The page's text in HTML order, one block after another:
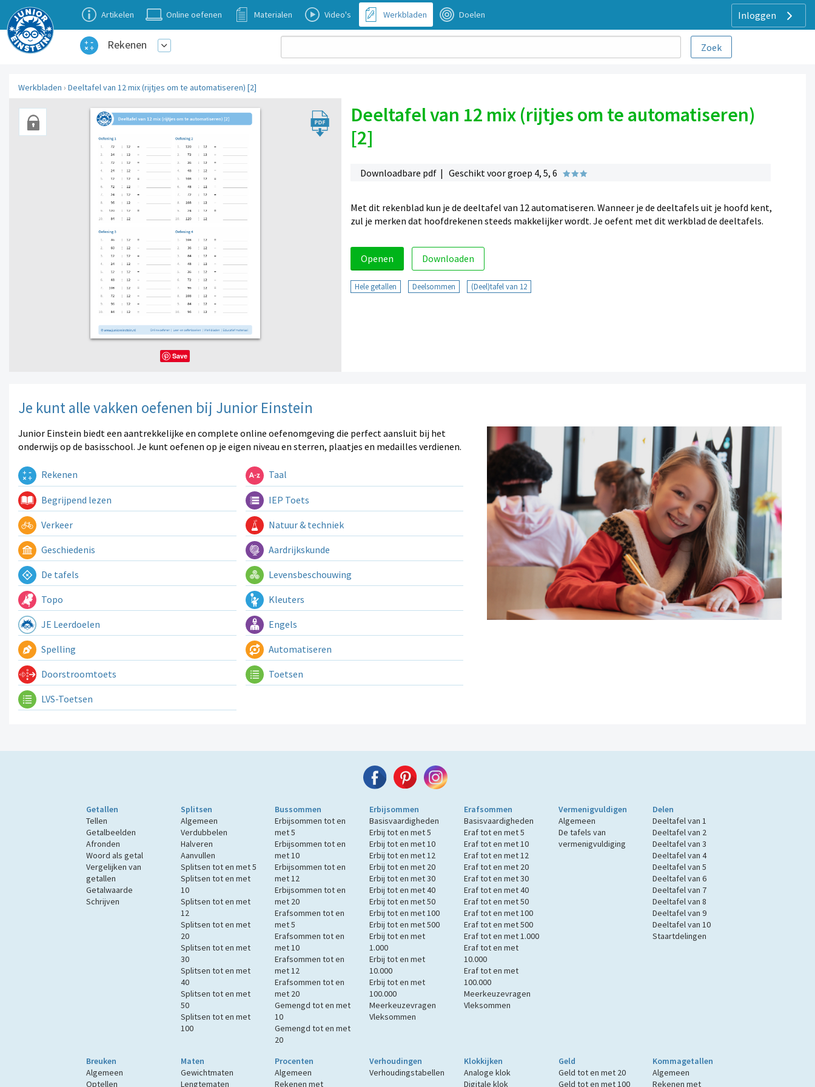
Inloggen
Artikelen Online oefenen Materialen Video's Werkbladen Doelen
Rekenen
Werkbladen › Deeltafel van 12 mix (rijtjes om te automatiseren) [2]
Deeltafel van 12 mix (rijtjes om te automatiseren)
[2]
Downloadbare pdf | Geschikt voor groep 4, 5, 6
Met dit rekenblad kun je de deeltafel van 12 automatiseren. Wanneer je de deeltafels uit je hoofd kent,
zul je merken dat hoofdrekenen steeds makkelijker wordt. Je oefent met dit werkblad de deeltafels.
Openen Downloaden
Hele getallen Deelsommen (Deel)tafel van 12
Save
Je kunt alle vakken oefenen bij Junior Einstein
Junior Einstein biedt een aantrekkelijke en complete online oefenomgeving die perfect aansluit bij het
onderwijs op de basisschool. Je kunt oefenen op je eigen niveau en sterren, plaatjes en medailles verdienen.
Rekenen Taal
Begrijpend lezen IEP Toets
Verkeer Natuur & techniek
Geschiedenis Aardrijkskunde
De tafels Levensbeschouwing
Topo Kleuters
JE Leerdoelen Engels
Spelling Automatiseren
Doorstroomtoets Toetsen
LVS-Toetsen
Getallen
Tellen
Getalbeelden
Afronden
Woord als getal
Vergelijken van
getallen
Getalwaarde
Schrijven
Splitsen
Algemeen
Verdubbelen
Halveren
Aanvullen
Splitsen tot en met 5
Splitsen tot en met
10
Splitsen tot en met
12
Splitsen tot en met
20
Splitsen tot en met
30
Splitsen tot en met
40
Splitsen tot en met
50
Splitsen tot en met
100
Bussommen
Erbijsommen tot en
met 5
Erbijsommen tot en
met 10
Erbijsommen tot en
met 12
Erbijsommen tot en
met 20
Erafsommen tot en
met 5
Erafsommen tot en
met 10
Erafsommen tot en
met 12
Erafsommen tot en
met 20
Gemengd tot en met
10
Gemengd tot en met
20
Erbijsommen
Basisvaardigheden
Erbij tot en met 5
Erbij tot en met 10
Erbij tot en met 12
Erbij tot en met 20
Erbij tot en met 30
Erbij tot en met 40
Erbij tot en met 50
Erbij tot en met 100
Erbij tot en met 500
Erbij tot en met
1.000
Erbij tot en met
10.000
Erbij tot en met
100.000
Meerkeuzevragen
Vleksommen
Erafsommen
Basisvaardigheden
Eraf tot en met 5
Eraf tot en met 10
Eraf tot en met 12
Eraf tot en met 20
Eraf tot en met 30
Eraf tot en met 40
Eraf tot en met 50
Eraf tot en met 100
Eraf tot en met 500
Eraf tot en met 1.000
Eraf tot en met
10.000
Eraf tot en met
100.000
Meerkeuzevragen
Vleksommen
Vermenigvuldigen
Algemeen
De tafels van
vermenigvuldiging
Delen
Deeltafel van 1
Deeltafel van 2
Deeltafel van 3
Deeltafel van 4
Deeltafel van 5
Deeltafel van 6
Deeltafel van 7
Deeltafel van 8
Deeltafel van 9
Deeltafel van 10
Staartdelingen
Breuken
Algemeen
Optellen
Maten
Gewichtmaten
Lengtematen
Procenten
Algemeen
Rekenen met
Verhoudingen
Verhoudingstabellen
Klokkijken
Analoge klok
Digitale klok
Geld
Geld tot en met 20
Geld tot en met 100
Kommagetallen
Algemeen
Rekenen met